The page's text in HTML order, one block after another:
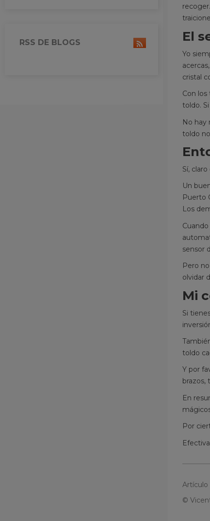
RSS DE BLOGS El
Yo
cristal
Con
toldo.
No hay
toldo
Sí,
Un
Puerto
Los
sensor
Pero
olvidar
Mi
Si
toldo
Y por
brazos,
En
Por
Artículo
©